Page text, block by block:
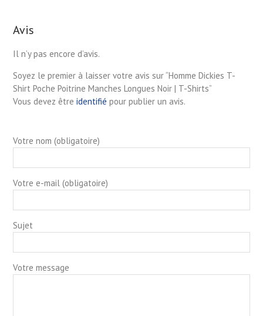
Avis
Il n’y pas encore d’avis.
Soyez le premier à laisser votre avis sur “Homme Dickies T-
Shirt Poche Poitrine Manches Longues Noir | T-Shirts”
Vous devez être identifié pour publier un avis.
Votre nom (obligatoire)
Votre e-mail (obligatoire)
Sujet
Votre message